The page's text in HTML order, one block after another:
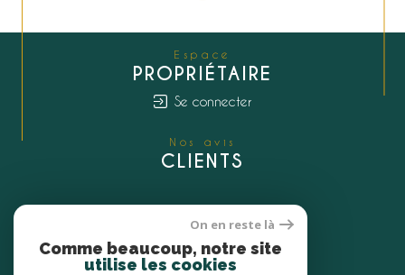
Espace
PROPRIÉTAIRE
Se connecter
Nos avis
CLIENTS
Nous
ADHÉRONS
On en reste là
Comme beaucoup, notre site
utilise les cookies